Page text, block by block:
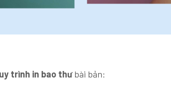
trình in bao thưbài bản: